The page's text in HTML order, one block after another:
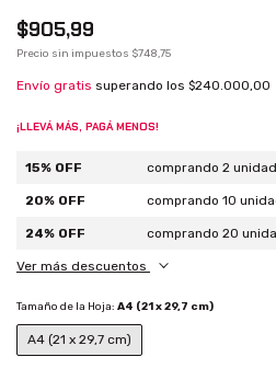
$905,99
Precio sin impuestos $748,75
Envío gratis superando los $240.000,00
¡LLEVÁ MÁS, PAGÁ MENOS!
15% OFF comprando 2
20% OFF comprando 10
24% OFF comprando 20
Ver más descuentos
Tamaño de la Hoja: A4 (21 x 29,7 cm)
A4 (21 x 29,7 cm)